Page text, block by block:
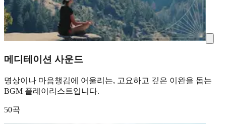
메디테이션 사운드
명상이나 마음챙김에 어울리는, 고요하고 깊은 이완을 돕는
BGM 플레이리스트입니다.
50곡